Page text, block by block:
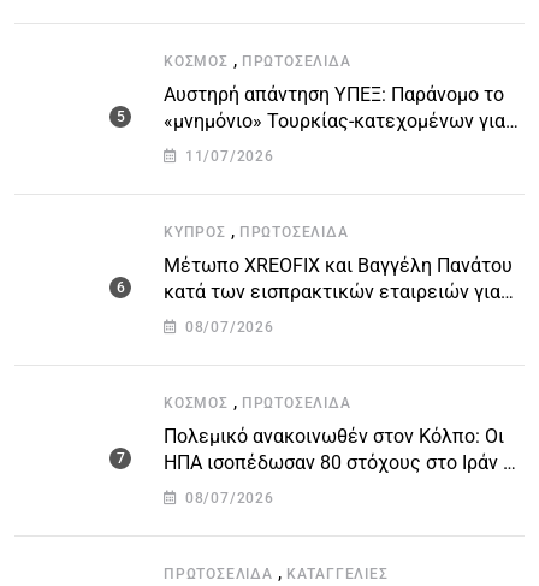
ΚΌΣΜΟΣ , ΠΡΩΤΟΣΈΛΙΔΑ
Αυστηρή απάντηση ΥΠΕΞ: Παράνομο το
«μνημόνιο» Τουρκίας-κατεχομένων για
τον υποθαλάσσιο αγωγό
11/07/2026
ΚΎΠΡΟΣ , ΠΡΩΤΟΣΈΛΙΔΑ
Μέτωπο XREOFIX και Βαγγέλη Πανάτου
κατά των εισπρακτικών εταιρειών για
την προστασία των δανειοληπτών
08/07/2026
ΚΌΣΜΟΣ , ΠΡΩΤΟΣΈΛΙΔΑ
Πολεμικό ανακοινωθέν στον Κόλπο: Οι
ΗΠΑ ισοπέδωσαν 80 στόχους στο Ιράν –
Μπαράζ επιθέσεων σε αμερικανικές
08/07/2026
ΠΡΩΤΟΣΈΛΙΔΑ , ΚΑΤΑΓΓΕΛΙΕΣ